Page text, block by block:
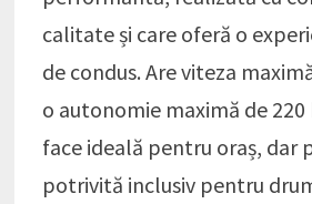
calitate și care oferă o
de condus. Are viteza
o autonomie maximă de 220
face ideală pentru oraș, dar
potrivită inclusiv pentru